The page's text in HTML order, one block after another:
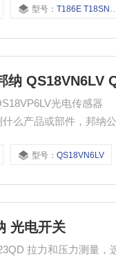
型号：T186E T18SN6R T18SP6R
纳 QS18VN6LV
么产品或部件，邦纳
型号：QS18VN6LV
光电开关
拉力和压力测量